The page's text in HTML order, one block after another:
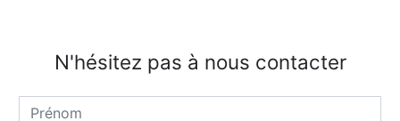
N'hésitez pas à nous contacter